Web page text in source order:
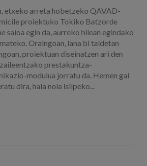
etxeko arreta hobetzeko QAVAD-
proiektuko Tokiko Batzorde
saioa egin da, aurreko hilean egindako
Oraingoan, lana bi taldetan
proiektuan diseinatzen ari den
prestakuntza-
modulua jorratu da. Hemen gai
dira, hala nola isilpeko...